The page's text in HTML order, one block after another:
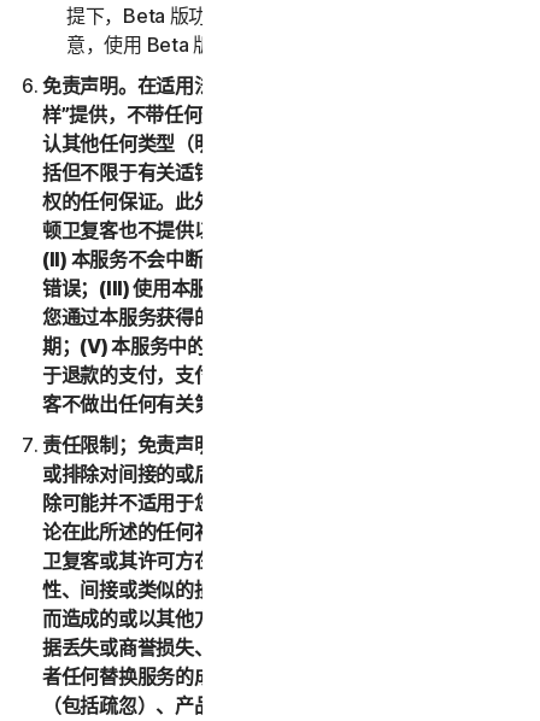
提下，Beta 版功能按“原样”提供，并且您确认并同
意，使用 Beta 版功能的一切风险由您自行承担。
免责声明。在适用法律允许的最大范围内，(1) 服务按“原
样”提供，不带任何形式的保证，且 (2) 诺顿卫复客明确否
认其他任何类型（明示或暗示）的表述、条件和保证，包
括但不限于有关适销性、特定用途适用性或不侵犯知识产
权的任何保证。此外，在适用法律允许的最大范围内，诺
顿卫复客也不提供以下保证：(I) 本服务满足您的要求；
(II) 本服务不会中断，且具有时效性、安全性，并且没有
错误；(III) 使用本服务可能获得的结果准确或可靠；(IV)
您通过本服务获得的任何服务或信息的质量均符合您的预
期；(V) 本服务中的所有错误均可得到更正；或者 (VI) 对
于退款的支付，支付时间符合您的预期。另外，诺顿卫复
客不做出任何有关第三方产品的声明或保证。
责任限制；免责声明。有些国家和地区的法律不允许限制
或排除对间接的或后果性损害的责任，因此下述限制或排
除可能并不适用于您。在适用法律允许的最大范围内，不
论在此所述的任何补偿措施是否能达到其根本目的，诺顿
卫复客或其许可方在任何情况下都不对任何特殊、后果
性、间接或类似的损害负责，包括因使用或无法使用服务
而造成的或以其他方式与本 LSA 相关的任何利润损失、数
据丢失或商誉损失、服务中断、计算机损坏或系统故障或
者任何替换服务的成本，无论是基于担保、合同、侵权
（包括疏忽）、产品责任或任何其他法律理论，即使诺顿